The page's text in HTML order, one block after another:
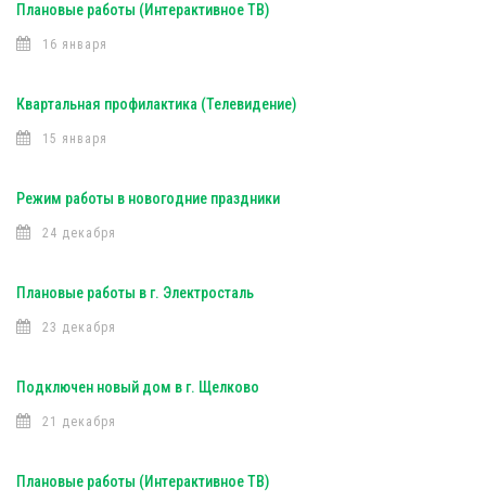
Плановые работы (Интерактивное ТВ)
16 января
Квартальная профилактика (Телевидение)
15 января
Режим работы в новогодние праздники
24 декабря
Плановые работы в г. Электросталь
23 декабря
Подключен новый дом в г. Щелково
21 декабря
Плановые работы (Интерактивное ТВ)